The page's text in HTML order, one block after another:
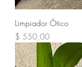
Limpiador Ótico
Precio
$ 550,00